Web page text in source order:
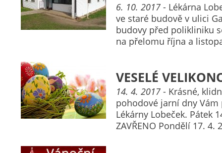
6. 10. 2017 - Lékárna
ve staré budově v ulici
budovy před polikliniku
na přelomu října a
VESELÉ
14. 4. 2017 - Krásné,
pohodové jarní dny
Lékárny Lobeček. Pátek
ZAVŘENO Pondělí 17. 4.